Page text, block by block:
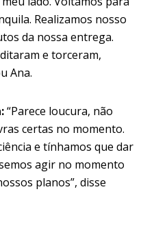
Realizamos nosso
da nossa entrega.
e torceram,
Ana.
“Parece loucura, não
certas no momento.
e tínhamos que dar
agir no momento
planos”, disse